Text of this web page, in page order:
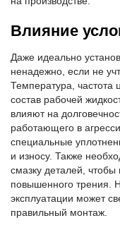
Влияние
Даже идеально
ненадежно, если не
Температура, частота
состав рабочей
влияют на
работающего в
специальные
и износу. Также
смазку деталей, чтобы
повышенного трения.
эксплуатации может
правильный монтаж.